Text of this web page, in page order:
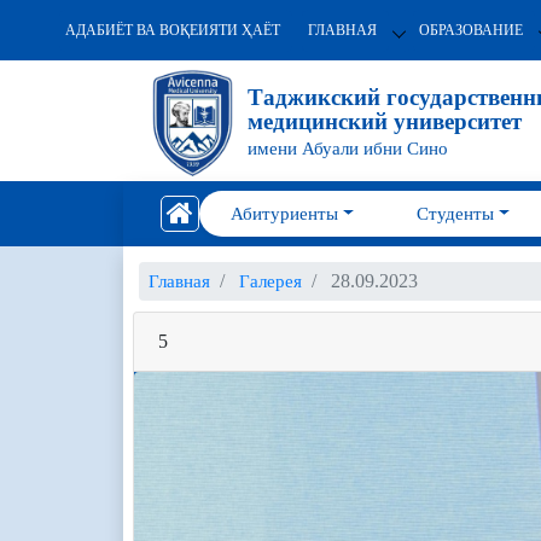
АДАБИЁТ ВА ВОҚЕИЯТИ ҲАЁТ ГЛАВНАЯ ОБРАЗОВАНИЕ
Таджикский
медицинский университет
имени Абуали ибни Сино
Абитуриенты Студенты
Главная Галерея 28.09.2023
5